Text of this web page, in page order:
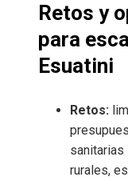
Retos y
para
Esuatini
Retos:
rurales,